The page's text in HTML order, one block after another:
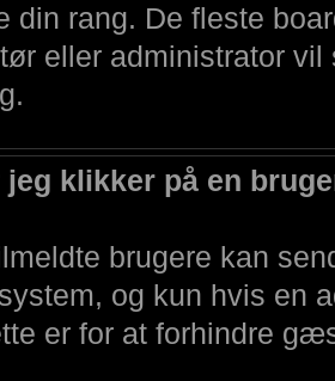
din rang. De fleste
eller administrator
jeg klikker på en
brugere kan
og kun hvis en
er for at forhindre